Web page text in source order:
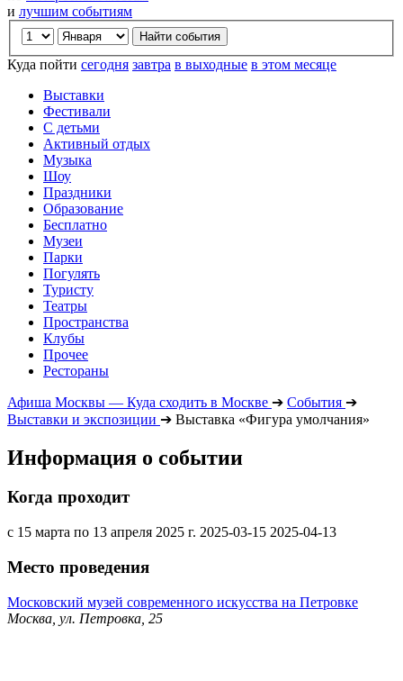
и лучшим событиям
Куда пойти сегодня завтра в выходные в этом месяце
Выставки
Фестивали
С детьми
Активный отдых
Музыка
Шоу
Праздники
Образование
Бесплатно
Музеи
Парки
Погулять
Туристу
Театры
Пространства
Клубы
Прочее
Рестораны
Афиша Москвы — Куда сходить в Москве ➔ События ➔
Выставки и экспозиции ➔ Выставка «Фигура умолчания»
Информация о событии
Когда проходит
с 15 марта по 13 апреля 2025 г. 2025-03-15 2025-04-13
Место проведения
Московский музей современного искусства на Петровке
Москва, ул. Петровка, 25